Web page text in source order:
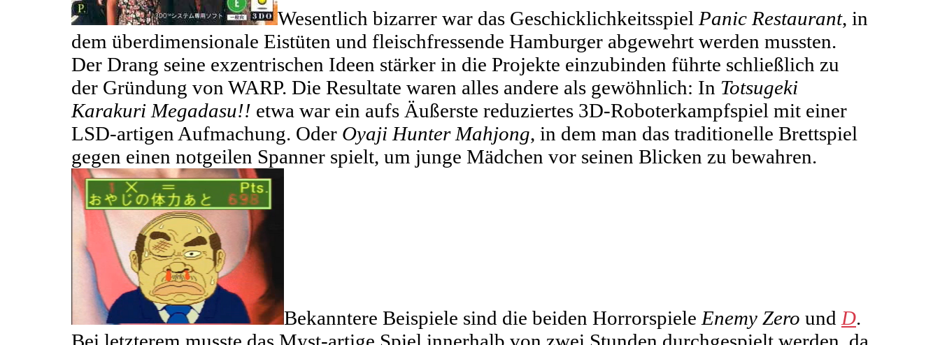
Wesentlich bizarrer war das Geschicklichkeitsspiel Panic Restaurant, in
dem überdimensionale Eistüten und fleischfressende Hamburger abgewehrt werden mussten.
Der Drang seine exzentrischen Ideen stärker in die Projekte einzubinden führte schließlich zu
der Gründung von WARP. Die Resultate waren alles andere als gewöhnlich: In Totsugeki
Karakuri Megadasu!! etwa war ein aufs Äußerste reduziertes 3D-Roboterkampfspiel mit einer
LSD-artigen Aufmachung. Oder Oyaji Hunter Mahjong, in dem man das traditionelle Brettspiel
gegen einen notgeilen Spanner spielt, um junge Mädchen vor seinen Blicken zu bewahren.
Bekanntere Beispiele sind die beiden Horrorspiele Enemy Zero und D.